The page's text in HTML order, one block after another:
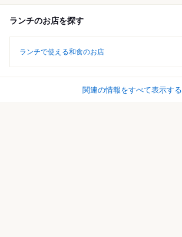
ランチのお店を探す
ランチで使える和食のお店
関連の情報をすべて表示する